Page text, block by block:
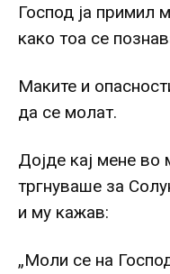
Господ ја примил
како тоа се
Маките и
да се молат.
Дојде кај мене во
тргнуваше за
и му кажав:
„Моли се на